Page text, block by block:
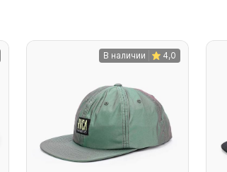
В наличии 4,0